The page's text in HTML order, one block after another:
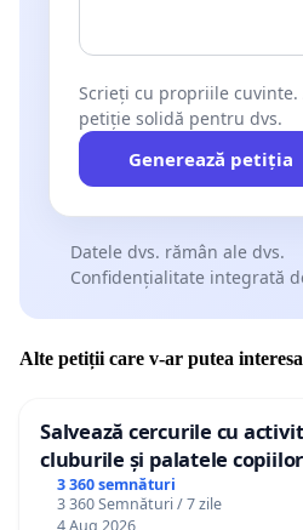
Scrieți cu propriile cuvinte.
petiție solidă pentru dvs.
Generează petiția
Datele dvs. rămân ale dvs.
Confidențialitate integrată
Alte petiții care v-ar putea interesa
Salvează cercurile cu
cluburile și palatele copiilor
3 360 semnături
3 360 Semnături / 7 zile
4 Aug 2026